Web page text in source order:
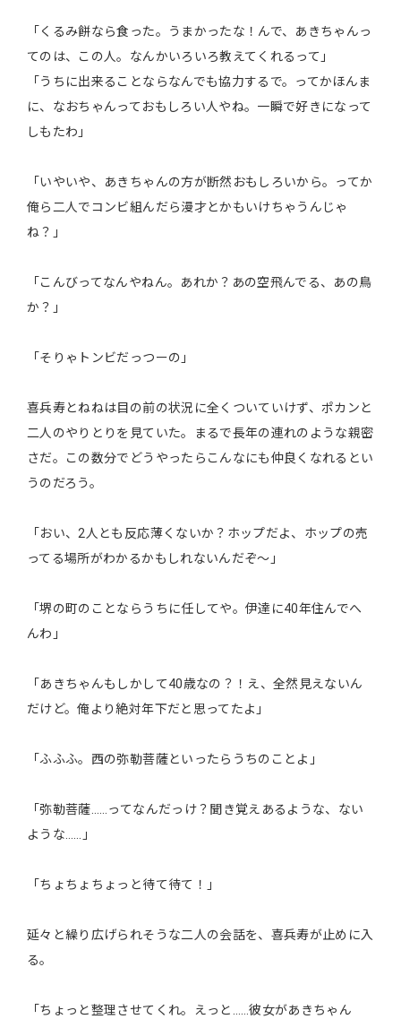
「くるみ餅なら食った。うまかったな！んで、あきちゃんっ
てのは、この人。なんかいろいろ教えてくれるって」
「うちに出来ることならなんでも協力するで。ってかほんま
に、なおちゃんっておもしろい人やね。一瞬で好きになって
しもたわ」
「いやいや、あきちゃんの方が断然おもしろいから。ってか
俺ら二人でコンビ組んだら漫才とかもいけちゃうんじゃ
ね？」
「こんびってなんやねん。あれか？あの空飛んでる、あの鳥
か？」
「そりゃトンビだっつーの」
喜兵寿とねねは目の前の状況に全くついていけず、ポカンと
二人のやりとりを見ていた。まるで長年の連れのような親密
さだ。この数分でどうやったらこんなにも仲良くなれるとい
うのだろう。
「おい、2人とも反応薄くないか？ホップだよ、ホップの売
ってる場所がわかるかもしれないんだぞ～」
「堺の町のことならうちに任してや。伊達に40年住んでへ
んわ」
「あきちゃんもしかして40歳なの？！え、全然見えないん
だけど。俺より絶対年下だと思ってたよ」
「ふふふ。西の弥勒菩薩といったらうちのことよ」
「弥勒菩薩……ってなんだっけ？聞き覚えあるような、ない
ような……」
「ちょちょちょっと待て待て！」
延々と繰り広げられそうな二人の会話を、喜兵寿が止めに入
る。
「ちょっと整理させてくれ。えっと……彼女があきちゃん